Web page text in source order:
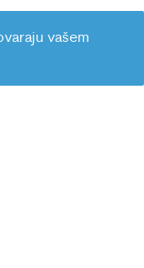
vašem